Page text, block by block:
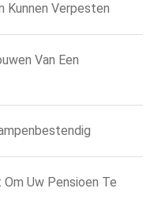
Kunnen Verpesten
Van Een
Uw Pensioen Te